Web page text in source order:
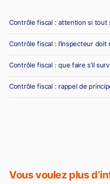
Vous voulez plus
Contrôle fiscal : attention si tout
Contrôle fiscal : l’inspecteur
Contrôle fiscal : que faire s’il
Contrôle fiscal : rappel de